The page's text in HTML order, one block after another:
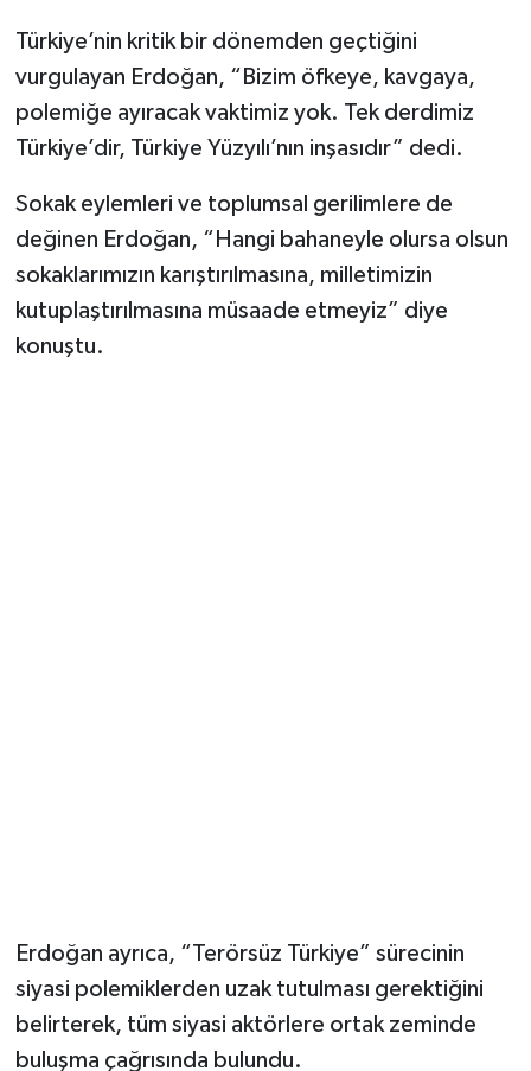
Türkiye’nin kritik bir dönemden geçtiğini
vurgulayan Erdoğan, “Bizim öfkeye, kavgaya,
polemiğe ayıracak vaktimiz yok. Tek derdimiz
Türkiye’dir, Türkiye Yüzyılı’nın inşasıdır” dedi.
Sokak eylemleri ve toplumsal gerilimlere de
değinen Erdoğan, “Hangi bahaneyle olursa olsun
sokaklarımızın karıştırılmasına, milletimizin
kutuplaştırılmasına müsaade etmeyiz” diye
konuştu.
Erdoğan ayrıca, “Terörsüz Türkiye” sürecinin
siyasi polemiklerden uzak tutulması gerektiğini
belirterek, tüm siyasi aktörlere ortak zeminde
buluşma çağrısında bulundu.